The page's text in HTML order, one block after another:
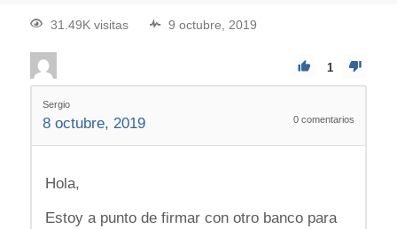
31.49K visitas 9 octubre, 2019
1
Sergio
8 octubre, 2019 0 comentarios
Hola,
Estoy a punto de firmar con otro banco para